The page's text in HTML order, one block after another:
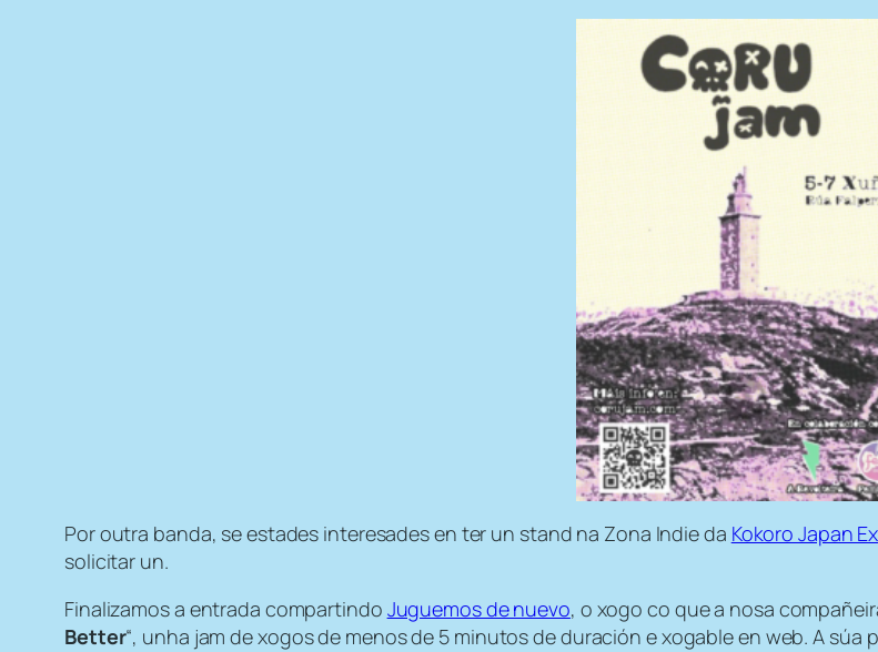
Por outra banda, se estades interesades en ter un stand na Zona Indie da Kokoro Japan
solicitar un.
Finalizamos a entrada compartindo Juguemos de nuevo, o xogo co que a nosa
Better“, unha jam de xogos de menos de 5 minutos de duración e xogable en web. A